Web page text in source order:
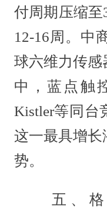
付周期压缩至
12-16周。中
球六维力传感
中，蓝点触
Kistler等同台
这一最具增长
势。
五、格